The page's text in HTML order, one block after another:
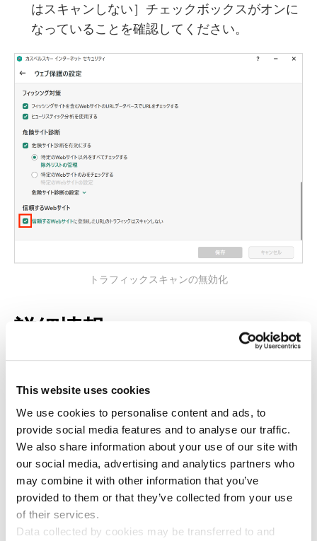
This website uses cookies
We use cookies to personalise content and ads, to
provide social media features and to analyse our traffic.
We also share information about your use of our site with
our social media, advertising and analytics partners who
may combine it with other information that you’ve
provided to them or that they’ve collected from your use
of their services.
Data collected by cookies may be transferred to and
はスキャンしない］チェックボックスがオンに
なっていることを確認してください。
トラフィックスキャンの無効化
詳細情報
ウェブ保護機能の設定を細かく知りたい場合は、
カスペルスキー インターネット セキュリティのオ
まとめ
利用者の多い有名なWebサイトであっても、ハッ
キングされたりセキュリティを侵害されたりする
可能性があります。また、正規のWebサイトにそ